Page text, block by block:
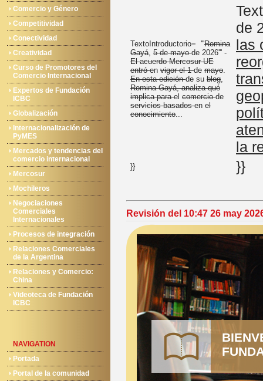
Comercio y Género
Competitividad
Conectividad
Creatividad
Curso de Promotores del
Comercio Internacional
Expertos de Fundación
ICBC
Globalización
Internacionalización de
PyMES
Mercados y tendencias del
comercio internacional
Mercosur
Mochileros
Negociaciones
Comerciales
Internacionales
Procesos de integración
Relaciones Comerciales
de la Argentina
Relaciones y Comercio:
China
Videoteca de Fundación
ICBC
NAVIGATION
Portada
Portal de la comunidad
TextoIntroductorio= '''Romina
Gayá, 5 de mayode 2026''' -
El acuerdo Mercosur-UE
entróen vigor el 1de mayo.
En esta ediciónde su blog,
Romina Gayá, analiza qué
implica parael comerciode
servicios basadosen el
conocimiento...
de
las
la
}} }}
Revisión del 10:47 26 may